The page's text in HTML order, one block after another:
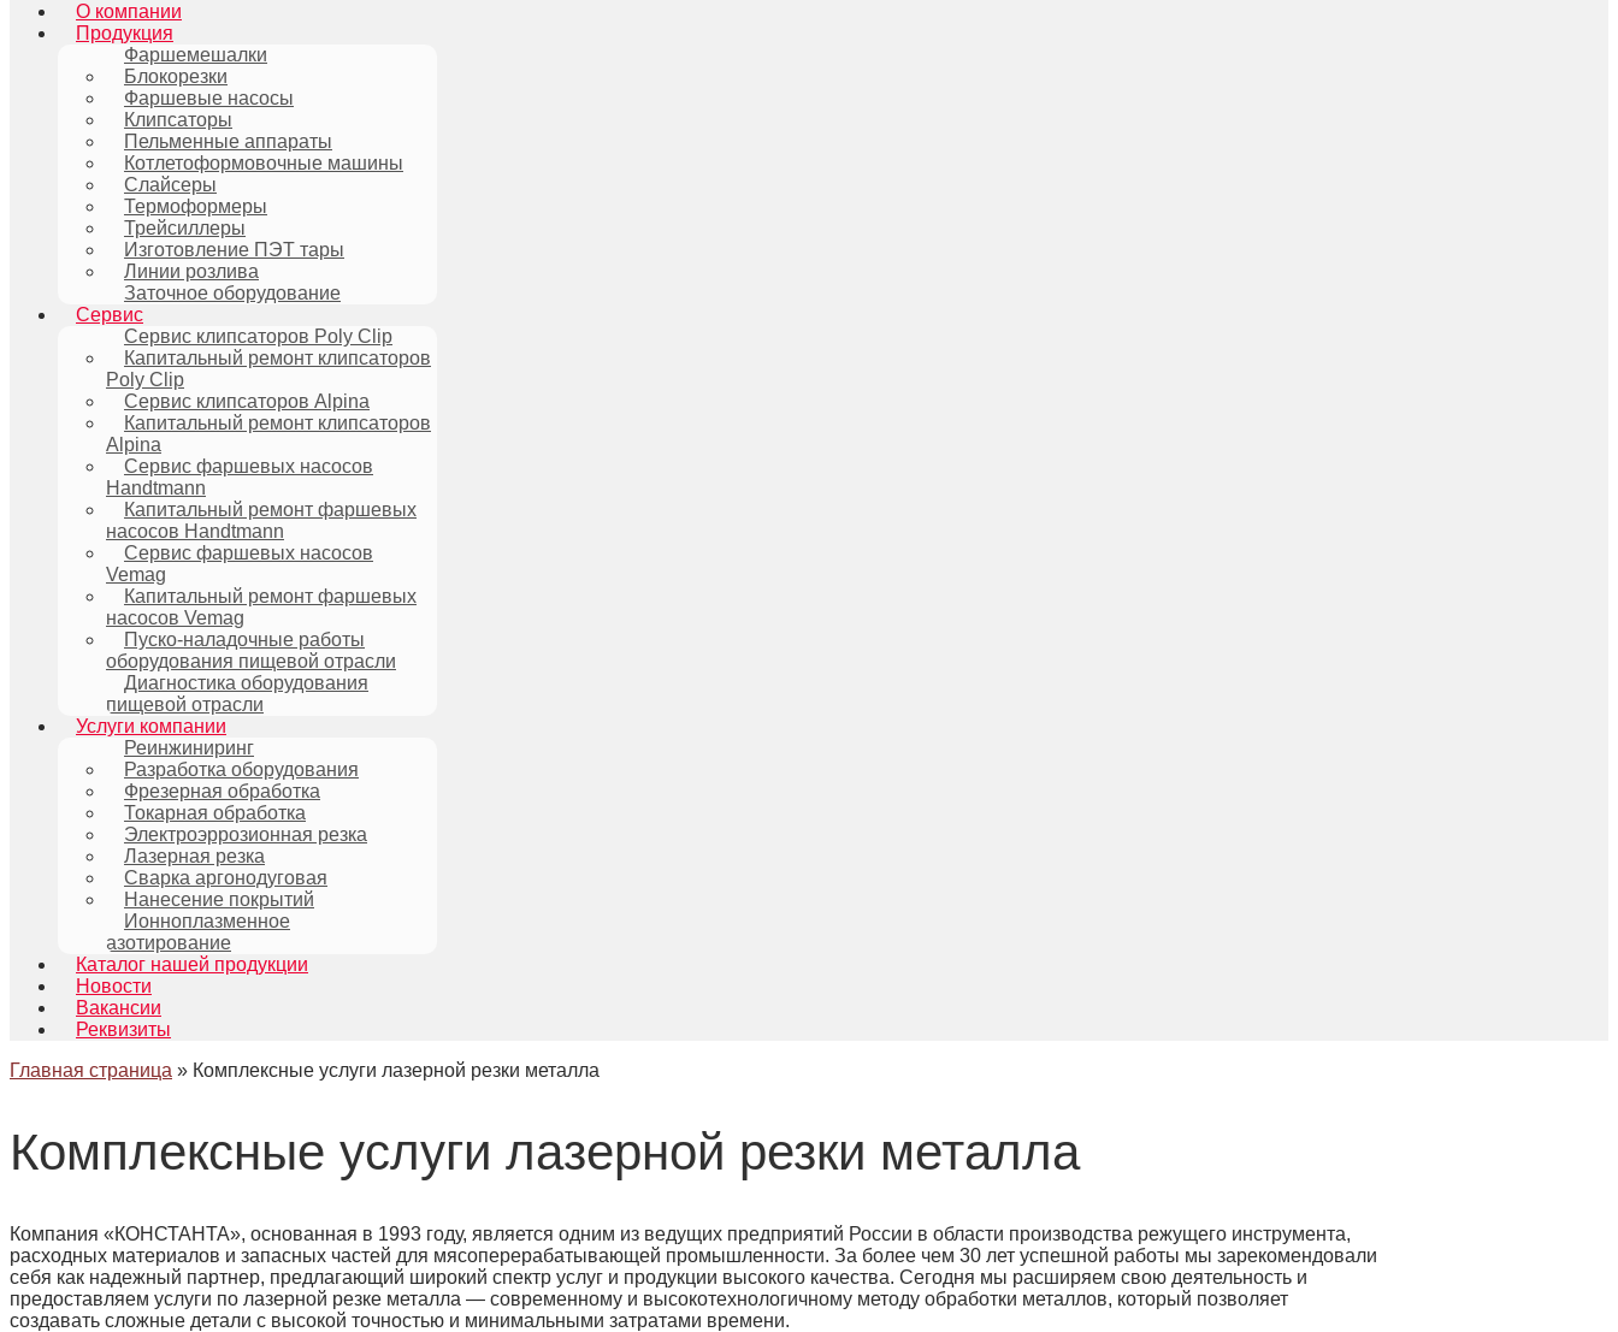
О компании
Продукция
Фаршемешалки
Блокорезки
Фаршевые насосы
Клипсаторы
Пельменные аппараты
Котлетоформовочные машины
Слайсеры
Термоформеры
Трейсиллеры
Изготовление ПЭТ тары
Линии розлива
Заточное оборудование
Сервис
Сервис клипсаторов Poly Clip
Капитальный ремонт клипсаторов
Poly Clip
Сервис клипсаторов Alpina
Капитальный ремонт клипсаторов
Alpina
Сервис фаршевых насосов
Handtmann
Капитальный ремонт фаршевых
насосов Handtmann
Сервис фаршевых насосов
Vemag
Капитальный ремонт фаршевых
насосов Vemag
Пуско-наладочные работы
оборудования пищевой отрасли
Диагностика оборудования
пищевой отрасли
Услуги компании
Реинжиниринг
Разработка оборудования
Фрезерная обработка
Токарная обработка
Электроэррозионная резка
Лазерная резка
Сварка аргонодуговая
Нанесение покрытий
Ионноплазменное
азотирование
Каталог нашей продукции
Новости
Вакансии
Реквизиты
Главная страница » Комплексные услуги лазерной резки металла
Комплексные услуги лазерной резки металла
Компания «КОНСТАНТА», основанная в 1993 году, является одним из ведущих предприятий России в области производства режущего инструмента,
расходных материалов и запасных частей для мясоперерабатывающей промышленности. За более чем 30 лет успешной работы мы зарекомендовали
себя как надежный партнер, предлагающий широкий спектр услуг и продукции высокого качества. Сегодня мы расширяем свою деятельность и
предоставляем услуги по лазерной резке металла — современному и высокотехнологичному методу обработки металлов, который позволяет
создавать сложные детали с высокой точностью и минимальными затратами времени.